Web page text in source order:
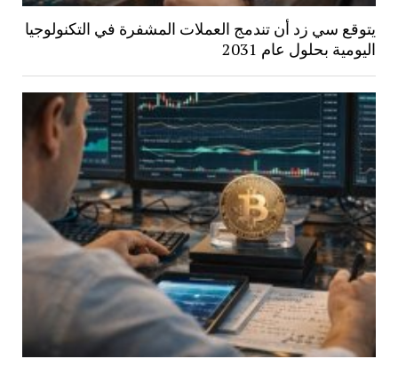
يتوقع سي زد أن تندمج العملات المشفرة في التكنولوجيا
اليومية بحلول عام 2031